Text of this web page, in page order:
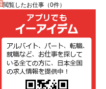
閲覧したお仕事（0件）